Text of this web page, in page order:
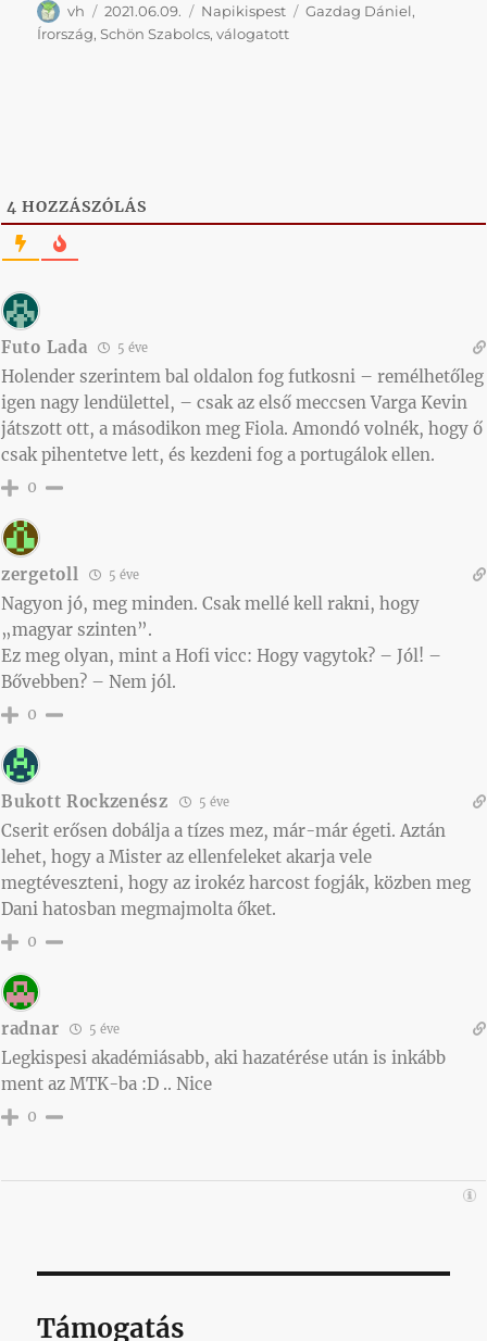
Szerző
vh Közzétéve
2021.06.09. Kategória
Napikispest Címke
Gazdag Dániel,
Írország,Schön Szabolcs,válogatott
4 HOZZÁSZÓLÁS
Futo Lada 5 éve
Holender szerintem bal oldalon fog futkosni – remélhetőleg
igen nagy lendülettel, – csak az első meccsen Varga Kevin
játszott ott, a másodikon meg Fiola. Amondó volnék, hogy ő
csak pihentetve lett, és kezdeni fog a portugálok ellen.
0
zergetoll 5 éve
Nagyon jó, meg minden. Csak mellé kell rakni, hogy
„magyar szinten”.
Ez meg olyan, mint a Hofi vicc: Hogy vagytok? – Jól! –
Bővebben? – Nem jól.
0
Bukott Rockzenész 5 éve
Cserit erősen dobálja a tízes mez, már-már égeti. Aztán
lehet, hogy a Mister az ellenfeleket akarja vele
megtéveszteni, hogy az irokéz harcost fogják, közben meg
Dani hatosban megmajmolta őket.
0
radnar 5 éve
Legkispesi akadémiásabb, aki hazatérése után is inkább
ment az MTK-ba :D .. Nice
0
Támogatás